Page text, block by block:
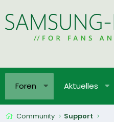
Foren Aktuelles
Community Support